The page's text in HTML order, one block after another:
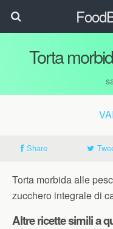
Torta
Share
Torta morbida alle
zucchero integrale di
Altre ricette simili a